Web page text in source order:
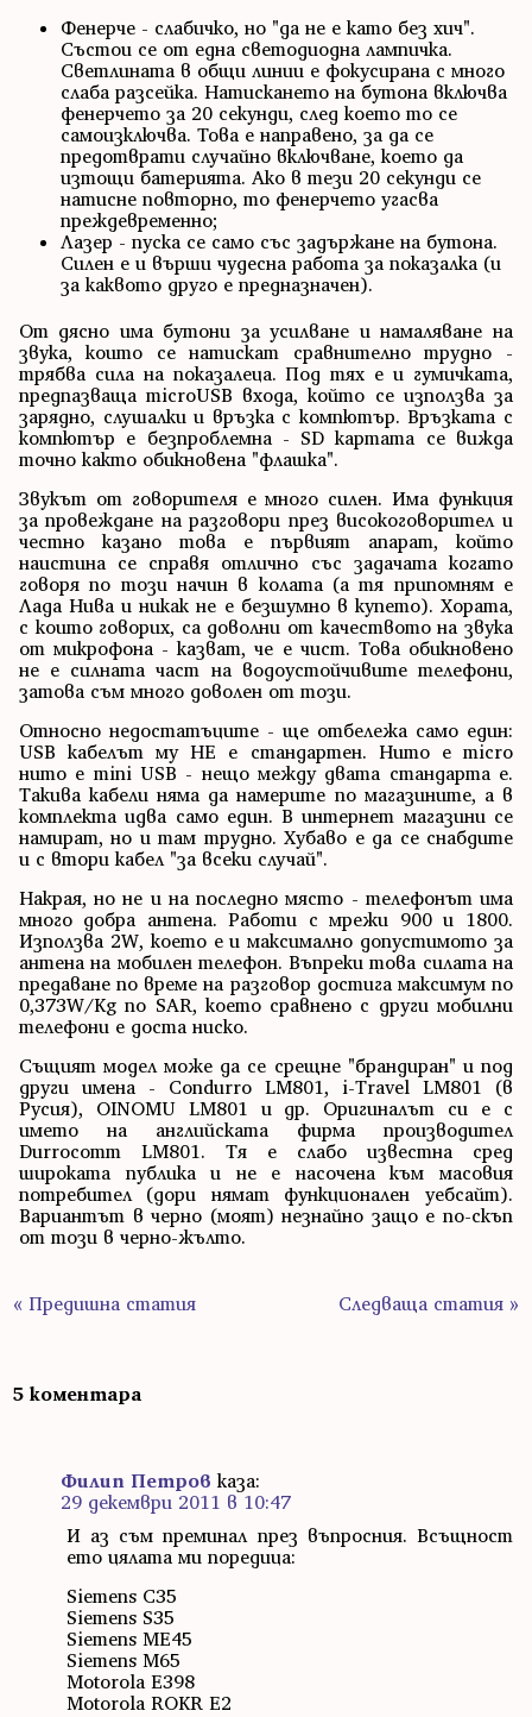
Фенерче - слабичко, но "да не е като без хич".
Състои се от една светодиодна лампичка.
Светлината в общи линии е фокусирана с много
слаба разсейка. Натискането на бутона включва
фенерчето за 20 секунди, след което то се
самоизключва. Това е направено, за да се
предотврати случайно включване, което да
изтощи батерията. Ако в тези 20 секунди се
натисне повторно, то фенерчето угасва
преждевременно;
Лазер - пуска се само със задържане на бутона.
Силен е и върши чудесна работа за показалка (и
за каквото друго е предназначен).
От дясно има бутони за усилване и намаляване на
звука, които се натискат сравнително трудно -
трябва сила на показалеца. Под тях е и гумичката,
предпазваща microUSB входа, който се използва за
зарядно, слушалки и връзка с компютър. Връзката с
компютър е безпроблемна - SD картата се вижда
точно както обикновена "флашка".
Звукът от говорителя е много силен. Има функция
за провеждане на разговори през високоговорител и
честно казано това е първият апарат, който
наистина се справя отлично със задачата когато
говоря по този начин в колата (а тя припомням е
Лада Нива и никак не е безшумно в купето). Хората,
с които говорих, са доволни от качеството на звука
от микрофона - казват, че е чист. Това обикновено
не е силната част на водоустойчивите телефони,
затова съм много доволен от този.
Относно недостатъците - ще отбележа само един:
USB кабелът му НЕ е стандартен. Нито е micro
нито е mini USB - нещо между двата стандарта е.
Такива кабели няма да намерите по магазините, а в
комплекта идва само един. В интернет магазини се
намират, но и там трудно. Хубаво е да се снабдите
и с втори кабел "за всеки случай".
Накрая, но не и на последно място - телефонът има
много добра антена. Работи с мрежи 900 и 1800.
Използва 2W, което е и максимално допустимото за
антена на мобилен телефон. Въпреки това силата на
предаване по време на разговор достига максимум по
0,373W/Kg по SAR, което сравнено с други мобилни
телефони е доста ниско.
Същият модел може да се срещне "брандиран" и под
други имена - Condurro LM801, i-Travel LM801 (в
Русия), OINOMU LM801 и др. Оригиналът си е с
името на английската фирма производител
Durrocomm LM801. Тя е слабо известна сред
широката публика и не е насочена към масовия
потребител (дори нямат функционален уебсайт).
Вариантът в черно (моят) незнайно защо е по-скъп
от този в черно-жълто.
« Предишна статия Следваща статия »
5 коментара
Филип Петров каза:
29 декември 2011 в 10:47
И аз съм преминал през въпросния. Всъщност
ето цялата ми поредица:
Siemens C35
Siemens S35
Siemens ME45
Siemens M65
Motorola E398
Motorola ROKR E2